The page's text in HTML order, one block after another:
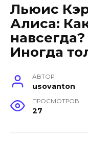
Льюис
Алиса:
Иногда
АВТОР
usovanton
ПРОСМОТРОВ
27